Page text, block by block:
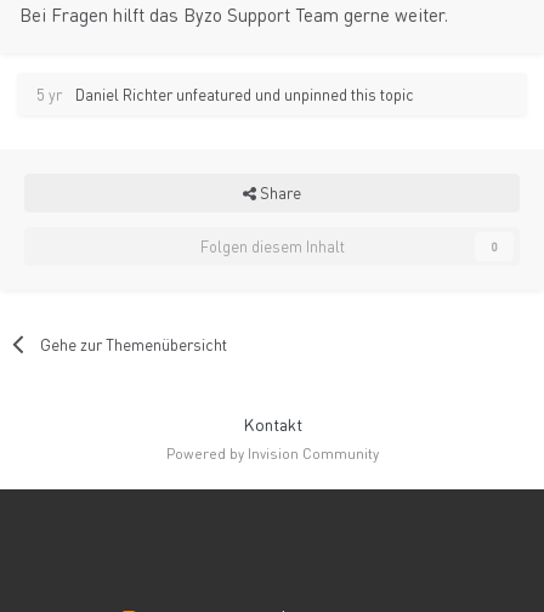
Bei Fragen hilft das Byzo Support Team gerne weiter.
5 yr Daniel Richter unfeatured und unpinned this topic
Share
Folgen diesem Inhalt 0
Gehe zur Themenübersicht
Kontakt
Powered by Invision Community